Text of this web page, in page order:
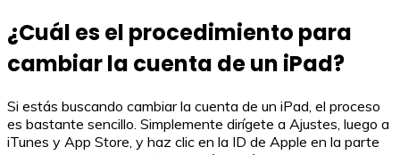
¿Cuál es el procedimiento para
cambiar la cuenta de un iPad?
Si estás buscando cambiar la cuenta de un iPad, el proceso
es bastante sencillo. Simplemente dirígete a Ajustes, luego a
iTunes y App Store, y haz clic en la ID de Apple en la parte